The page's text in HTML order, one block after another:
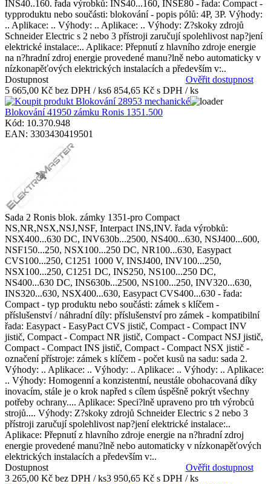
INS40..160. řada výrobků: INS40...160, INSE80 - řada: Compact -
typproduktu nebo součásti: blokování - popis pólů: 4P, 3P. Výhody:
.. Aplikace: .. Výhody: .. Aplikace: .. Výhody: Z?skoky zdrojů
Schneider Electric s 2 nebo 3 přístroji zaručují spolehlivost nap?jení
elektrické instalace:.. Aplikace: Přepnutí z hlavního zdroje energie
na n?hradní zdroj energie provedené manu?lně nebo automaticky v
nízkonapěťových elektrických instalacích a především v:..
Dostupnost
Ověřit dostupnost
5 665,00 Kč bez DPH / ks6 854,65 Kč s DPH / ks
Blokování 41950 zámku Ronis 1351.500
Kód: 10.370.948
EAN: 3303430419501
Sada 2 Ronis blok. zámky 1351-pro Compact
NS,NR,NSX,NSJ,NSF, Interpact INS,INV. řada výrobků:
NSX400...630 DC, INV630b...2500, NS400...630, NSJ400...600,
NSF150...250, NSX100...250 DC, NR100...630, Easypact
CVS100...250, C1251 1000 V, INSJ400, INV100...250,
NSX100...250, C1251 DC, INS250, NS100...250 DC,
NS400...630 DC, INS630b...2500, NS100...250, INV320...630,
INS320...630, NSX400...630, Easypact CVS400...630 - řada:
Compact - typ produktu nebo součásti: zámek s klíčem -
příslušenství / náhradní díly: příslušenství pro zámek - kompatibilní
řada: Easypact - EasyPact CVS jistič, Compact - Compact INV
jistič, Compact - Compact NR jistič, Compact - Compact NSJ jistič,
Compact - Compact INS jistič, Compact - Compact NSX jistič -
označení přístroje: zámek s klíčem - počet kusů na sadu: sada 2.
Výhody: .. Aplikace: .. Výhody: .. Aplikace: .. Výhody: .. Aplikace:
.. Výhody: Homogenní a konzistentní, neustále obohacovaná díky
inovacím, stále je o krok napřed s cílem úspěšně pokrýt všechny
potřeby ochrany.... Aplikace: Speci?lně upraveno pro trh výrobců
strojů.... Výhody: Z?skoky zdrojů Schneider Electric s 2 nebo 3
přístroji zaručují spolehlivost nap?jení elektrické instalace:..
Aplikace: Přepnutí z hlavního zdroje energie na n?hradní zdroj
energie provedené manu?lně nebo automaticky v nízkonapěťových
elektrických instalacích a především v:..
Dostupnost
Ověřit dostupnost
3 265,00 Kč bez DPH / ks3 950,65 Kč s DPH / ks